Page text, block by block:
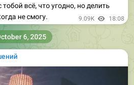
всё, что угодно, но делить
не смогу.
9.09K 18:08
6, 2025